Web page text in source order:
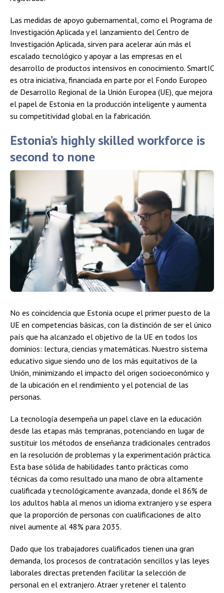
Las medidas de apoyo gubernamental, como el Programa de
Investigación Aplicada y el lanzamiento del Centro de
Investigación Aplicada, sirven para acelerar aún más el
escalado tecnológico y apoyar a las empresas en el
desarrollo de productos intensivos en conocimiento. SmartIC
es otra iniciativa, financiada en parte por el Fondo Europeo
de Desarrollo Regional de la Unión Europea (UE), que mejora
el papel de Estonia en la producción inteligente y aumenta
su competitividad global en la fabricación.
Estonia’s highly skilled workforce is
second to none
No es coincidencia que Estonia ocupe el primer puesto de la
UE en competencias básicas, con la distinción de ser el único
país que ha alcanzado el objetivo de la UE en todos los
dominios: lectura, ciencias y matemáticas. Nuestro sistema
educativo sigue siendo uno de los más equitativos de la
Unión, minimizando el impacto del origen socioeconómico y
de la ubicación en el rendimiento y el potencial de las
personas.
La tecnología desempeña un papel clave en la educación
desde las etapas más tempranas, potenciando en lugar de
sustituir los métodos de enseñanza tradicionales centrados
en la resolución de problemas y la experimentación práctica.
Esta base sólida de habilidades tanto prácticas como
técnicas da como resultado una mano de obra altamente
cualificada y tecnológicamente avanzada, donde el 86% de
los adultos habla al menos un idioma extranjero y se espera
que la proporción de personas con cualificaciones de alto
nivel aumente al 48% para 2035.
Dado que los trabajadores cualificados tienen una gran
demanda, los procesos de contratación sencillos y las leyes
laborales directas pretenden facilitar la selección de
personal en el extranjero. Atraer y retener el talento